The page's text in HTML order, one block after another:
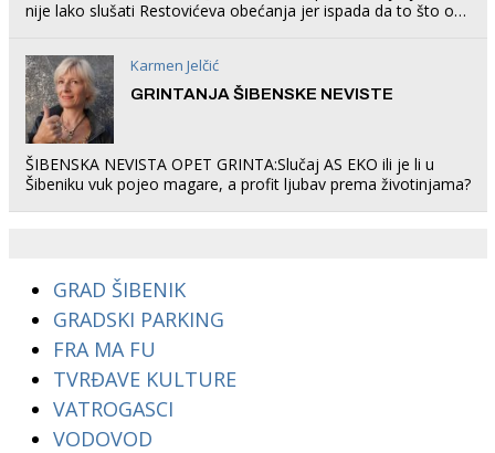
nije lako slušati Restovićeva obećanja jer ispada da to što oni
Karmen Jelčić
GRINTANJA ŠIBENSKE NEVISTE
ŠIBENSKA NEVISTA OPET GRINTA:Slučaj AS EKO ili je li u
Šibeniku vuk pojeo magare, a profit ljubav prema životinjama?
GRAD ŠIBENIK
GRADSKI PARKING
FRA MA FU
TVRĐAVE KULTURE
VATROGASCI
VODOVOD